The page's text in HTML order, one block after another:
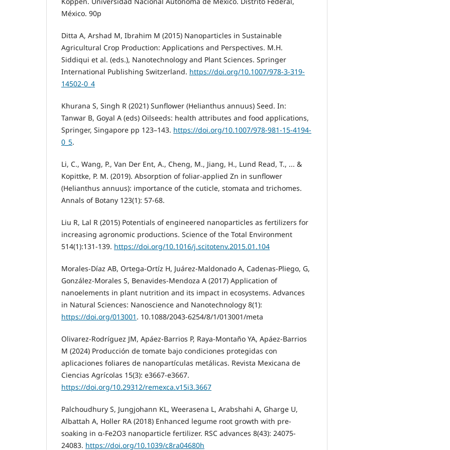
México. 90p
Ditta A, Arshad M, Ibrahim M (2015) Nanoparticles in Sustainable
Agricultural Crop Production: Applications and Perspectives. M.H.
Siddiqui et al. (eds.), Nanotechnology and Plant Sciences. Springer
International Publishing Switzerland. https://doi.org/10.1007/978-3-319-
14502-0_4
Khurana S, Singh R (2021) Sunflower (Helianthus annuus) Seed. In:
Tanwar B, Goyal A (eds) Oilseeds: health attributes and food applications,
Springer, Singapore pp 123–143. https://doi.org/10.1007/978-981-15-4194-
0_5.
Li, C., Wang, P., Van Der Ent, A., Cheng, M., Jiang, H., Lund Read, T., ... &
Kopittke, P. M. (2019). Absorption of foliar-applied Zn in sunflower
(Helianthus annuus): importance of the cuticle, stomata and trichomes.
Annals of Botany 123(1): 57-68.
Liu R, Lal R (2015) Potentials of engineered nanoparticles as fertilizers for
increasing agronomic productions. Science of the Total Environment
514(1):131-139. https://doi.org/10.1016/j.scitotenv.2015.01.104
Morales-Díaz AB, Ortega-Ortíz H, Juárez-Maldonado A, Cadenas-Pliego, G,
González-Morales S, Benavides-Mendoza A (2017) Application of
nanoelements in plant nutrition and its impact in ecosystems. Advances
in Natural Sciences: Nanoscience and Nanotechnology 8(1):
https://doi.org/013001 . 10.1088/2043-6254/8/1/013001/meta
Olivarez-Rodríguez JM, Apáez-Barrios P, Raya-Montaño YA, Apáez-Barrios
M (2024) Producción de tomate bajo condiciones protegidas con
aplicaciones foliares de nanopartículas metálicas. Revista Mexicana de
Ciencias Agrícolas 15(3): e3667-e3667.
https://doi.org/10.29312/remexca.v15i3.3667
Palchoudhury S, Jungjohann KL, Weerasena L, Arabshahi A, Gharge U,
Albattah A, Holler RA (2018) Enhanced legume root growth with pre-
soaking in α-Fe2O3 nanoparticle fertilizer. RSC advances 8(43): 24075-
24083. https://doi.org/10.1039/c8ra04680h